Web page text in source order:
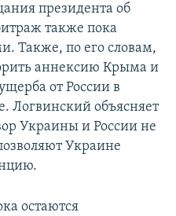
президента об
также пока
Также, по его словам,
аннексию Крыма и
от России в
Логвинский объясняет
Украины и России не
Украине
остаются